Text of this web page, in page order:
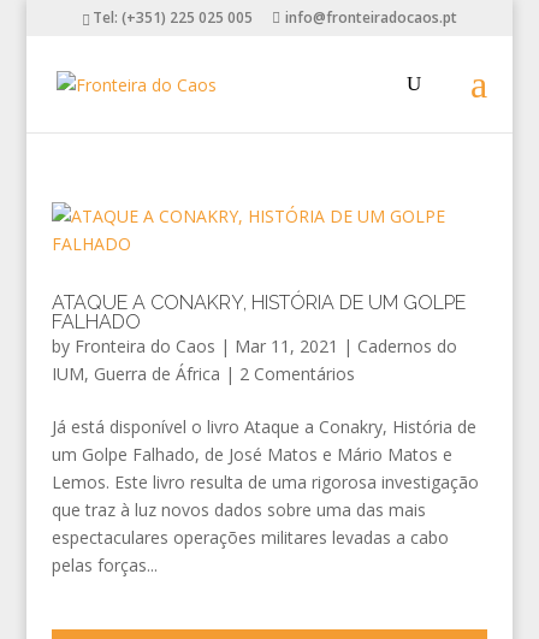
Tel: (+351) 225 025 005 info@fronteiradocaos.pt
ATAQUE A CONAKRY, HISTÓRIA DE UM GOLPE
FALHADO
by Fronteira do Caos | Mar 11, 2021 | Cadernos do
IUM, Guerra de África | 2 Comentários
Já está disponível o livro Ataque a Conakry, História de
um Golpe Falhado, de José Matos e Mário Matos e
Lemos. Este livro resulta de uma rigorosa investigação
que traz à luz novos dados sobre uma das mais
espectaculares operações militares levadas a cabo
pelas forças...